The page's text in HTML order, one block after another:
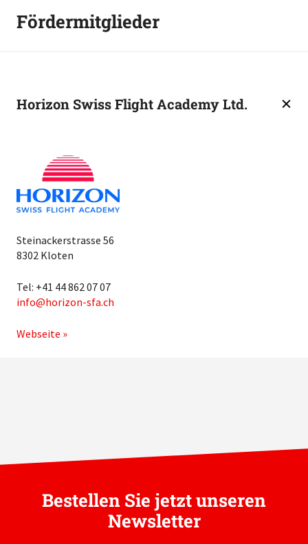
Fördermitglieder
Horizon Swiss Flight Academy Ltd.
Steinackerstrasse 56
8302 Kloten
Tel: +41 44 862 07 07
info
horizon-sfa.ch
Webseite »
Bestellen Sie jetzt unseren
Newsletter